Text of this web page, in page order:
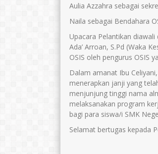
Aulia Azzahra sebagai
Naila sebagai Bendahara
Upacara Pelantikan
Ada’ Arroan, S.Pd (Waka
OSIS oleh pengurus OSIS
Dalam amanat Ibu
menerapkan janji yang
menjunjung tinggi nama
melaksanakan program
bagi para siswa/i SMK
Selamat bertugas kepada